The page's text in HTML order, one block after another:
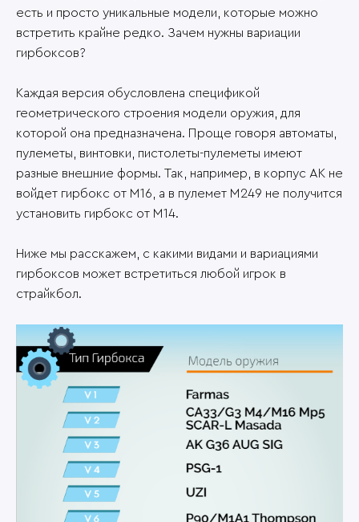
есть и просто уникальные модели, которые можно
встретить крайне редко. Зачем нужны вариации
гирбоксов?
Каждая версия обусловлена спецификой
геометрического строения модели оружия, для
которой она предназначена. Проще говоря автоматы,
пулеметы, винтовки, пистолеты-пулеметы имеют
разные внешние формы. Так, например, в корпус АК не
войдет гирбокс от М16, а в пулемет M249 не получится
установить гирбокс от M14.
Ниже мы расскажем, с какими видами и вариациями
гирбоксов может встретиться любой игрок в
страйкбол.